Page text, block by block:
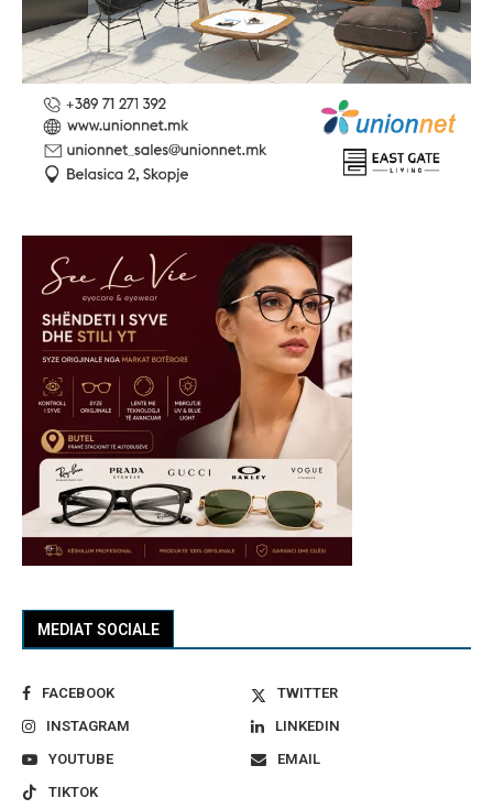
MEDIAT SOCIALE
FACEBOOK
TWITTER
INSTAGRAM
LINKEDIN
YOUTUBE
EMAIL
TIKTOK